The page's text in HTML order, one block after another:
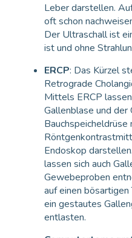
Leber darstellen.
oft schon
Der Ultraschall ist
ist und ohne
ERCP: Das Kürzel
Retrograde
Mittels ERCP
Gallenblase und der
Endoskop
lassen sich auch
Gewebeproben
auf einen bösartigen
ein gestautes
entlasten.